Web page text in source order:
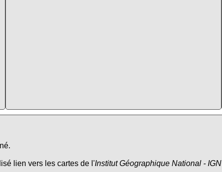
lien vers les cartes de l'Institut Géographique National - IGN